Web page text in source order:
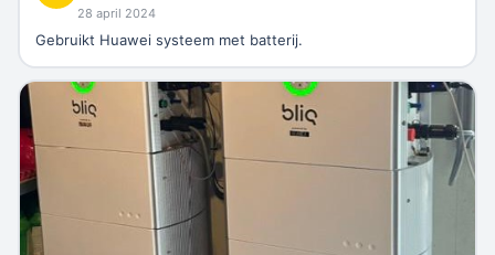
28 april 2024
Gebruikt Huawei systeem met batterij.